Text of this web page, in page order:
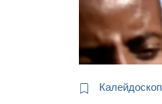
Калейдоскоп